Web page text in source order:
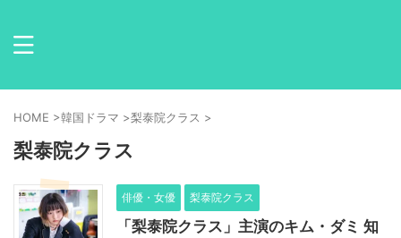
HOME >韓国ドラマ >梨泰院クラス >
梨泰院クラス
俳優・女優 梨泰院クラス
「梨泰院クラス」主演のキム・ダミ 知